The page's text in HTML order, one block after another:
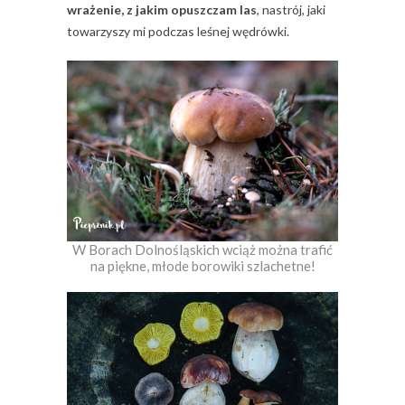
wrażenie, z jakim opuszczam las, nastrój, jaki
towarzyszy mi podczas leśnej wędrówki.
W Borach Dolnośląskich wciąż można trafić
na piękne, młode borowiki szlachetne!